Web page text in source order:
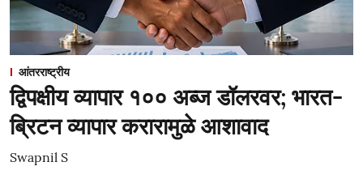
आंतरराष्ट्रीय
द्विपक्षीय व्यापार १०० अब्ज डॉलरवर; भारत-
ब्रिटन व्यापार करारामुळे आशावाद
Swapnil S